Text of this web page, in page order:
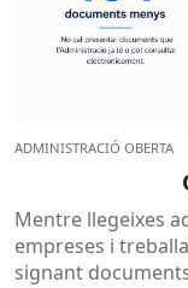
ADMINISTRACIÓ OBERTA
Mentre llegeixes
empreses i
signant